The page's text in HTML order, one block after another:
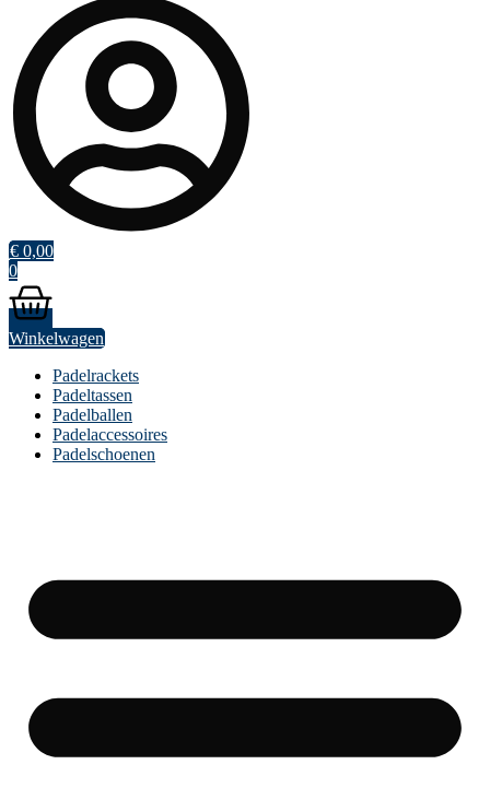
€ 0,00
0
Winkelwagen
Padelrackets
Padeltassen
Padelballen
Padelaccessoires
Padelschoenen